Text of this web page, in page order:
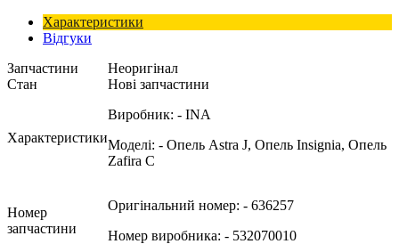
Характеристики
Відгуки
Запчастини
Неоригінал
Стан
Нові запчастини
Характеристики
Виробник: - INA
Моделі: - Опель Astra J, Опель Insignia, Опель
Zafira C
Номер
запчастини
Оригінальний номер: - 636257
Номер виробника: - 532070010